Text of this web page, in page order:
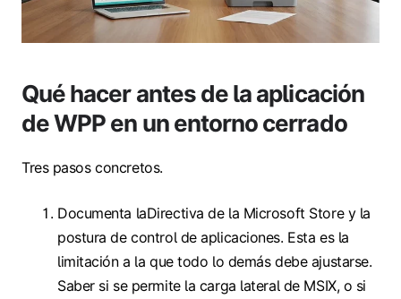
Qué hacer antes de la aplicación
de WPP en un entorno cerrado
Tres pasos concretos.
Documenta laDirectiva de la Microsoft Store y la
postura de control de aplicaciones. Esta es la
limitación a la que todo lo demás debe ajustarse.
Saber si se permite la carga lateral de MSIX, o si